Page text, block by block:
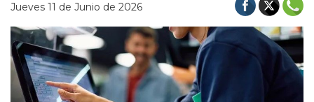
Jueves 11 de Junio de 2026